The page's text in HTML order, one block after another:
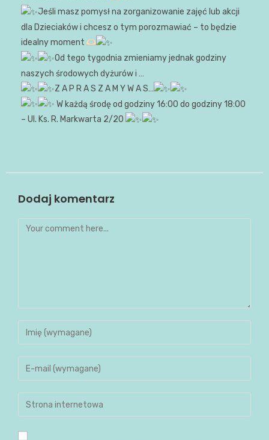
Jeśli masz pomysł na zorganizowanie zajęć lub akcji
dla Dzieciaków i chcesz o tym porozmawiać – to będzie
idealny moment
Od tego tygodnia zmieniamy jednak godziny
naszych środowych dyżurów i …
Z A P R A S Z A M Y W A S…
W każdą środę od godziny 16:00 do godziny 18:00
– Ul. Ks. R. Markwarta 2/20
Dodaj komentarz